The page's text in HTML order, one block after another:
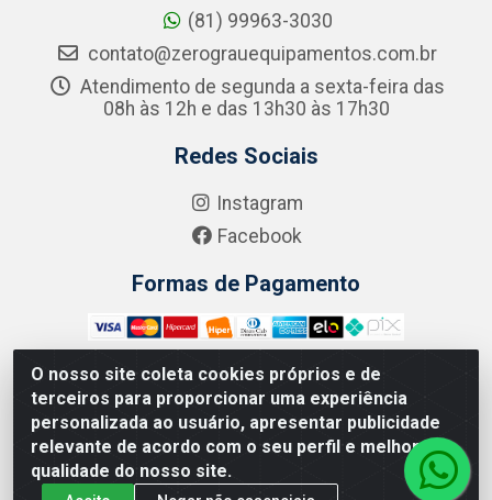
O nosso site coleta cookies próprios e de
terceiros para proporcionar uma experiência
personalizada ao usuário, apresentar publicidade
relevante de acordo com o seu perfil e melhorar a
qualidade do nosso site.
(81) 99963-3030
contato@zerograuequipamentos.com.br
Atendimento de segunda a sexta-feira das
08h às 12h e das 13h30 às 17h30
Redes Sociais
Instagram
Facebook
Formas de Pagamento
Zero Grau - Rua Jean Emile Favre, 746 - Ipsep,
Recife/PE - CEP 51.190-450 - CNPJ 09.132.989/0001-61